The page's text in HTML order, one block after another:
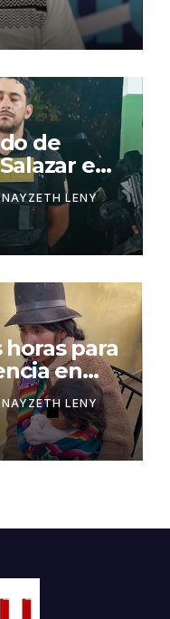
de
en
NAYZETH LENY
para
en
NAYZETH LENY